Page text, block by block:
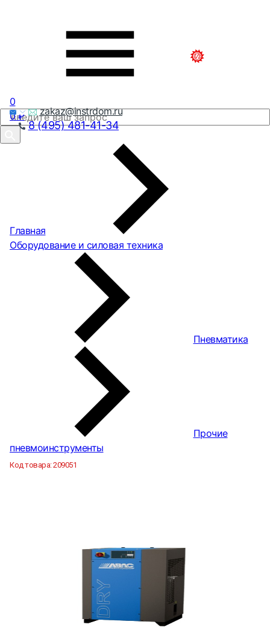
zakaz@instrdom.ru
8 (495) 481-41-34
0
0₽
Главная
Оборудование и силовая техника
Пневматика
Прочие
пневмоинструменты
Код товара:209051